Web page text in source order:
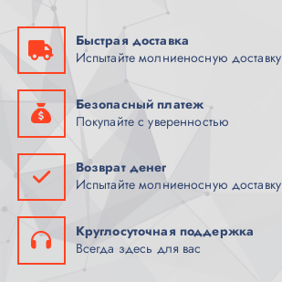
Быстрая доставка
Испытайте молниеносную доставку
Безопасный платеж
Покупайте с уверенностью
Возврат денег
Испытайте молниеносную доставку
Круглосуточная поддержка
Всегда здесь для вас